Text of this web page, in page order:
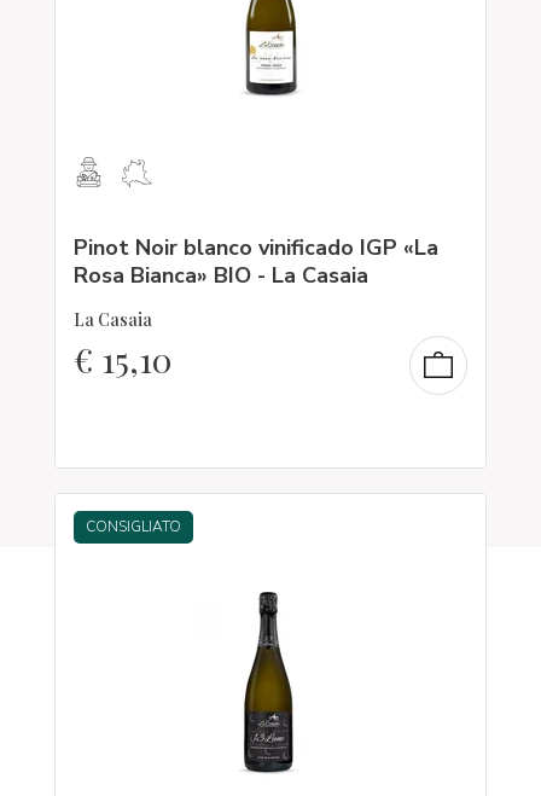
Pinot Noir blanco vinificado IGP «La
Rosa Bianca» BIO - La Casaia
La Casaia
€ 15,10
CONSIGLIATO